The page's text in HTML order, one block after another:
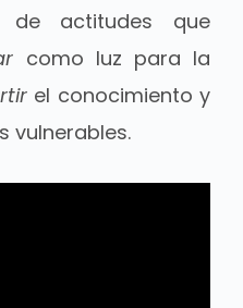
de actitudes que
como luz para la
el conocimiento y
vulnerables.